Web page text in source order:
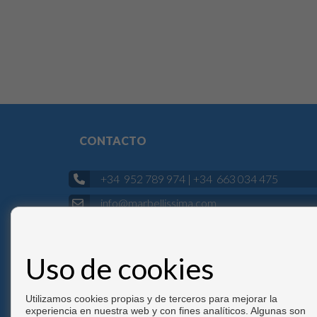
CONTACTO
+34 952 789 974 | +34 663 034 475
info@marbellissima.com
Uso de cookies
Utilizamos cookies propias y de terceros para mejorar la
experiencia en nuestra web y con fines analíticos. Algunas son